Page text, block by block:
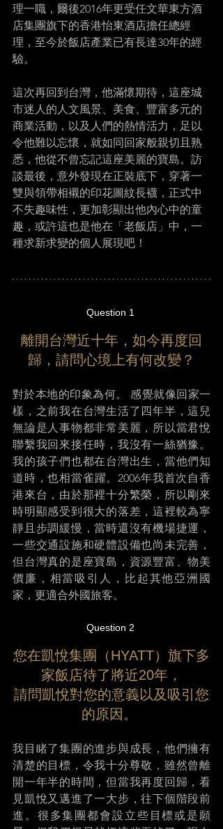
理一職，爾後2016年更受任文華東方酒
店集團旗下的香港怡東酒店擔任總經
理，至今於飯店產業已有長達30年的經
驗。
這次再回到台灣，他滿懷期待，這座城
市迷人的人文風景、美食、豐富多元的
商業活動，以及人們的熱情活力，足以
令他難以忘懷，就如同回家般親切且熟
悉，他從不曾忘記這座美麗的寶島。訪
談最後，意外發現在正裝底下，穿著一
雙與領帶相襯的印花圖紋長襪，正式中
不失趣味性，更加彰顯出他內心中的童
趣，或許這也是他在「老飯店」中，一
種求新求變的個人展現吧！
Question 1
離開台灣近十年，如今再度回
歸，請問心境上有何改變？
對於本地的印象為何。 感覺就像回家一
樣，之前我在台灣生活了四年半，這兒
無論是人事物都非常美麗，所以當君悅
聯繫我回來接任時，我沒有一絲猶豫。
我的孩子們也都在台灣出生，當他們知
道時，也相當雀躍。2006年我首次自香
港來台，由於那裡十分繁榮，所以剛來
時明顯感受到很大的落差，這裡較為寧
靜且步調緩慢，當時還沒有機場捷運，
一些交通設施和硬體設備也尚未完善，
但台灣真的是座寶島，資源豐富、物美
價廉，相當吸引人，比起其他亞洲國
家，更適合外國旅客。
Question 2
您在凱悅集團（HYATT）旗下多
家飯店待了將近20年，
請問凱悅對您的意義以及吸引您
的原因。
我目睹了集團的進步與成長，他們擁有
清楚的目標，令我十分尊敬，雖然曾離
開一年半的時間，但當我再度回歸，看
見凱悅又邁進了一大步，往下個階段前
進。很多集團都會設立些目標或是願